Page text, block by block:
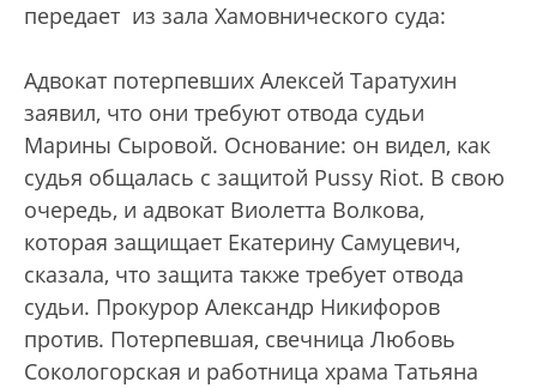
передает из зала Хамовнического суда:
Адвокат потерпевших Алексей Таратухин
заявил, что они требуют отвода судьи
Марины Сыровой. Основание: он видел, как
судья общалась с защитой Pussy Riot. В свою
очередь, и адвокат Виолетта Волкова,
которая защищает Екатерину Самуцевич,
сказала, что защита также требует отвода
судьи. Прокурор Александр Никифоров
против. Потерпевшая, свечница Любовь
Сокологорская и работница храма Татьяна